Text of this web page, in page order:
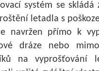
systém se skládá
letadla s
navržen přímo k
dráze nebo
na vyprošťování